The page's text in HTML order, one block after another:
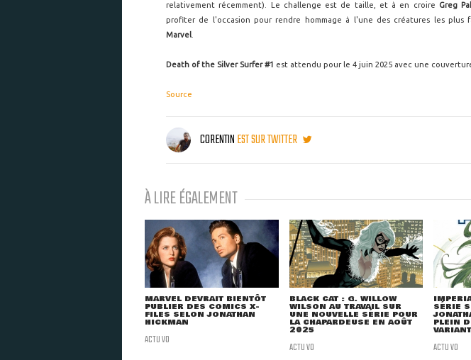
relativement récemment). Le challenge est de taille, et à en croire Greg
profiter de l'occasion pour rendre hommage à l'une des créatures les plus
Marvel
Death of the Silver Surfer #1 est attendu pour le 4 juin 2025 avec une
Source
CORENTINEST SUR TWITTER
À LIRE ÉGALEMENT
MARVEL DEVRAIT BIENTÔT
PUBLIER DES COMICS X-
FILES SELON JONATHAN
HICKMAN
ACTU VO
BLACK CAT : G. WILLOW
WILSON AU TRAVAIL SUR
UNE NOUVELLE SÉRIE POUR
LA CHAPARDEUSE EN AOÛT
2025
ACTU VO
SÉRIE
PLEIN
ACTU VO